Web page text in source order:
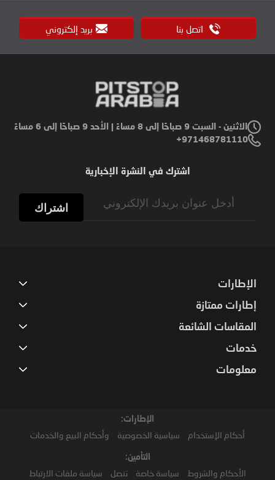
اتصل بنا بريد إلكتروني
الاثنين - السبت 9 صباحًا إلى 8 مساءً | الأحد 9 صباحًا إلى 6 مساءً
971468781110+
اشترك في النشرة الإخبارية
اشتراك
الإطارات
إطارات ممتازة
المقاسات الشائعة
خدمات
معلومات
الإطارات:
أحكام الإستخدام سياسية الخصوصية وأحكام البيع والخدمات
التأمين:
الأحكام والشروط سياسة خاصة تنصل سياسة ملفات الارتباط